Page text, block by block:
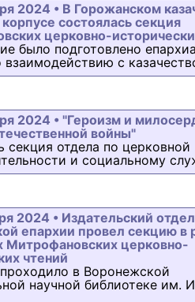
2024 • В Горожанском
состоялась секция
церковно-
было подготовлено
взаимодействию с
2024 • "Героизм и
войны"
секция отдела по церковной
и социальному
2024 • Издательский отдел
епархии провел секцию в
Митрофановских церковно-
чтений
в Воронежской
научной библиотеке им.